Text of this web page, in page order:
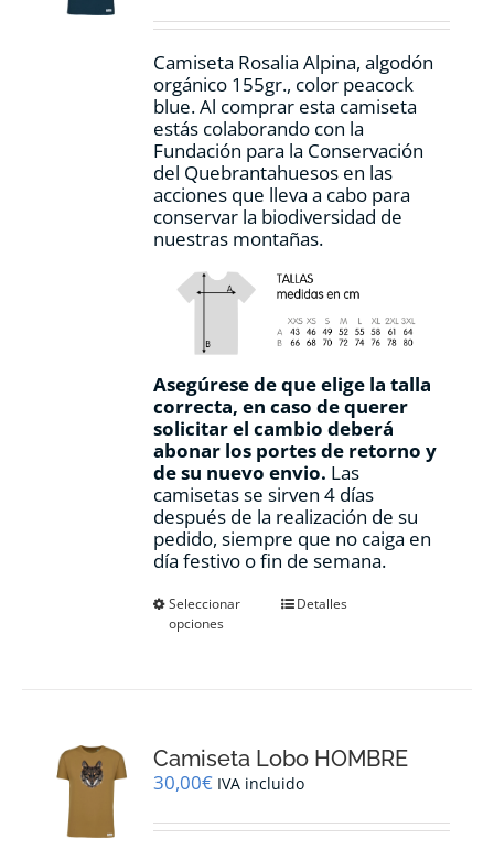
la
de
producto
Camiseta Rosalia Alpina, algodón
orgánico 155gr., color peacock
blue. Al comprar esta camiseta
estás colaborando con la
Fundación para la Conservación
del Quebrantahuesos en las
acciones que lleva a cabo para
conservar la biodiversidad de
nuestras montañas.
Asegúrese de que elige la talla
correcta, en caso de querer
solicitar el cambio deberá
abonar los portes de retorno y
de su nuevo envio. Las
camisetas se sirven 4 días
después de la realización de su
pedido, siempre que no caiga en
día festivo o fin de semana.
Seleccionar
opciones
Este
se
pueden
en
Detalles
Camiseta Lobo HOMBRE
30,00€ IVA incluido